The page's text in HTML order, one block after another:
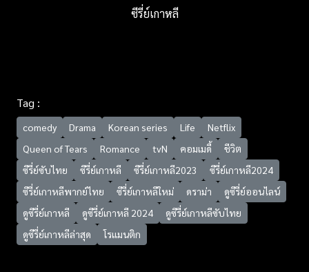
ซีรี่ย์เกาหลี
Tag :
comedy Drama Korean series Life
Netflix
Queen of Tears
Romance tvN คอมเมดี้
ชีวิต
ซีรี่ย์ซับไทย
ซีรี่ย์เกาหลี ซีรี่ย์เกาหลี2023
ซีรี่ย์เกาหลี2024
ซีรี่ย์เกาหลีพากย์ไทย
ซีรี่ย์เกาหลีใหม่ ดราม่า
ดูซีรี่ย์ออนไลน์
ดูซีรี่ย์เกาหลี
ดูซีรี่ย์เกาหลี 2024
ดูซีรี่ย์เกาหลีซับไทย
ดูซีรี่ย์เกาหลีล่าสุด
โรแมนติก